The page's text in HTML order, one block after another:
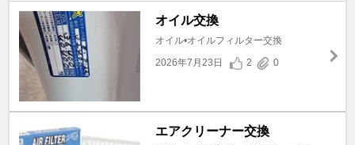
オイル交換
オイル•オイルフィルター交換
2026年7月23日
2 0
エアクリーナー交換